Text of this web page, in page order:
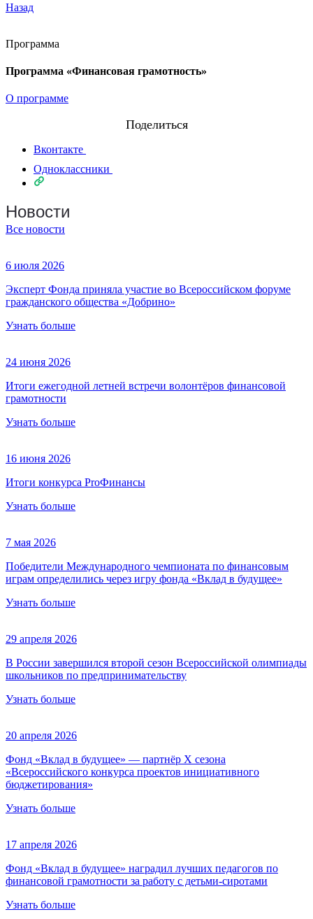
Назад
Программа
Программа «Финансовая грамотность»
О программе
Поделиться
Вконтакте
Одноклассники
Новости
Все новости
6 июля 2026
Эксперт Фонда приняла участие во Всероссийском форуме
гражданского общества «Добрино»
Узнать больше
24 июня 2026
Итоги ежегодной летней встречи волонтёров финансовой
грамотности
Узнать больше
16 июня 2026
Итоги конкурса ProФинансы
Узнать больше
7 мая 2026
Победители Международного чемпионата по финансовым
играм определились через игру фонда «Вклад в будущее»
Узнать больше
29 апреля 2026
В России завершился второй сезон Всероссийской олимпиады
школьников по предпринимательству
Узнать больше
20 апреля 2026
Фонд «Вклад в будущее» — партнёр Х сезона
«Всероссийского конкурса проектов инициативного
бюджетирования»
Узнать больше
17 апреля 2026
Фонд «Вклад в будущее» наградил лучших педагогов по
финансовой грамотности за работу с детьми-сиротами
Узнать больше